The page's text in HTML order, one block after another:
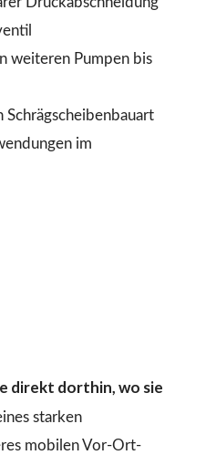
weiteren Pumpen bis
im
direkt dorthin, wo sie
starken
mobilen Vor-Ort-